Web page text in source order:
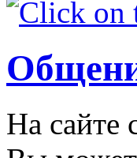
На сайте